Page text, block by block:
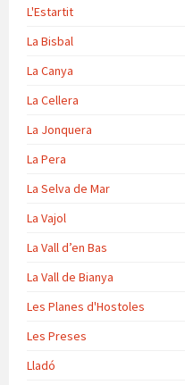
L'Estartit
La Bisbal
La Canya
La Cellera
La Jonquera
La Pera
La Selva de Mar
La Vajol
La Vall d’en Bas
La Vall de Bianya
Les Planes d'Hostoles
Les Preses
Lladó